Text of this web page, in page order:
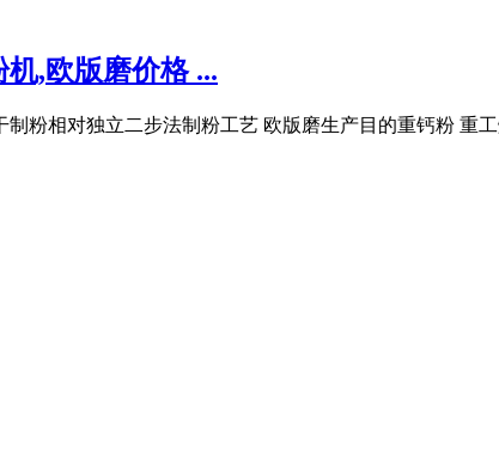
,欧版磨价格 ...
粉相对独立二步法制粉工艺 欧版磨生产目的重钙粉 重